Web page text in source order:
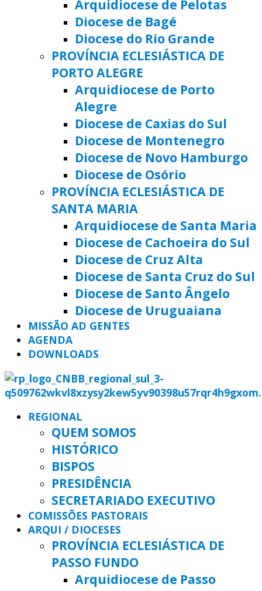
Arquidiocese de Pelotas
Diocese de Bagé
Diocese do Rio Grande
PROVÍNCIA ECLESIÁSTICA DE
PORTO ALEGRE
Arquidiocese de Porto
Alegre
Diocese de Caxias do Sul
Diocese de Montenegro
Diocese de Novo Hamburgo
Diocese de Osório
PROVÍNCIA ECLESIÁSTICA DE
SANTA MARIA
Arquidiocese de Santa Maria
Diocese de Cachoeira do Sul
Diocese de Cruz Alta
Diocese de Santa Cruz do Sul
Diocese de Santo Ângelo
Diocese de Uruguaiana
MISSÃO AD GENTES
AGENDA
DOWNLOADS
REGIONAL
QUEM SOMOS
HISTÓRICO
BISPOS
PRESIDÊNCIA
SECRETARIADO EXECUTIVO
COMISSÕES PASTORAIS
ARQUI / DIOCESES
PROVÍNCIA ECLESIÁSTICA DE
PASSO FUNDO
Arquidiocese de Passo